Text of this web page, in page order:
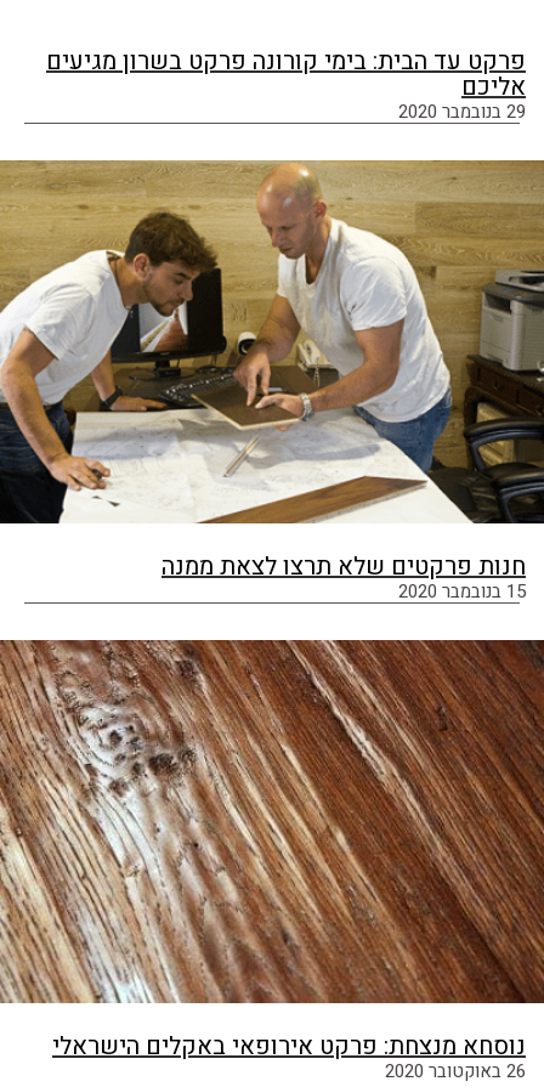
פרקט עד הבית: בימי קורונה פרקט בשרון מגיעים
אליכם
29 בנובמבר 2020
חנות פרקטים שלא תרצו לצאת ממנה
15 בנובמבר 2020
נוסחא מנצחת: פרקט אירופאי באקלים הישראלי
26 באוקטובר 2020